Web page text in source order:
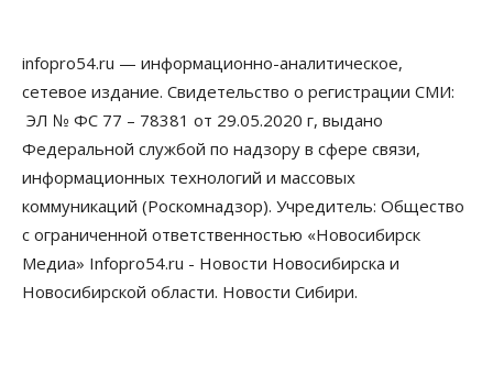
07 Августа 2026, 13:55
Авто Общество
Треть автовладельцев в Новосибирской области
«поставили машины на прикол»
07 Августа 2026, 13:00
Власть
Школы, библиотеки, пешеходные тротуары:
депутаты Госдумы контролируют работы на
социальных объектах
07 Августа 2026, 12:35
infopro54.ru — информационно-аналитическое,
сетевое издание. Свидетельство о регистрации СМИ:
ЭЛ № ФС 77 – 78381 от 29.05.2020 г, выдано
Федеральной службой по надзору в сфере связи,
информационных технологий и массовых
коммуникаций (Роскомнадзор). Учредитель: Общество
с ограниченной ответственностью «Новосибирск
Медиа» Infopro54.ru - Новости Новосибирска и
Новосибирской области. Новости Сибири.